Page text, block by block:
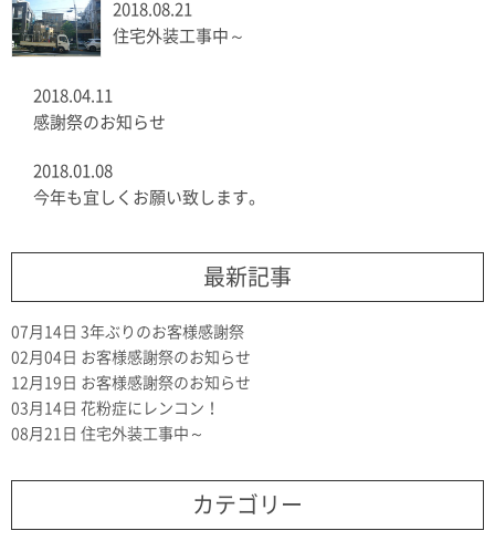
2018.08.21
住宅外装工事中～
2018.04.11
感謝祭のお知らせ
2018.01.08
今年も宜しくお願い致します。
最新記事
07月14日 3年ぶりのお客様感謝祭
02月04日 お客様感謝祭のお知らせ
12月19日 お客様感謝祭のお知らせ
03月14日 花粉症にレンコン！
08月21日 住宅外装工事中～
カテゴリー